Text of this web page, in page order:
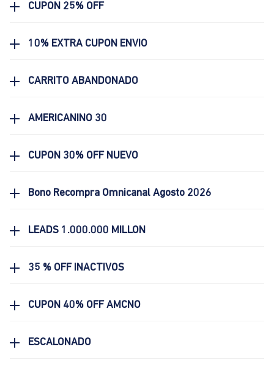
CUPON 25% OFF
10% EXTRA CUPON ENVIO
CARRITO ABANDONADO
AMERICANINO 30
CUPON 30% OFF NUEVO
Bono Recompra Omnicanal Agosto 2026
LEADS 1.000.000 MILLON
35 % OFF INACTIVOS
CUPON 40% OFF AMCNO
ESCALONADO